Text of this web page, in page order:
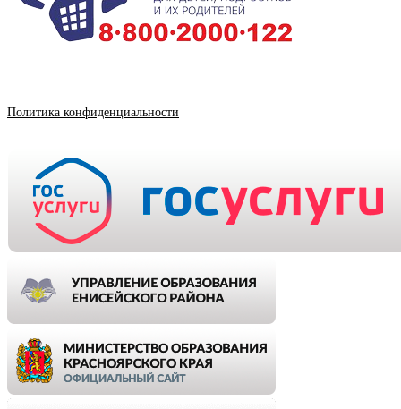
Политика конфиденциальности